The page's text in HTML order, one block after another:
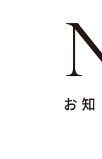
お